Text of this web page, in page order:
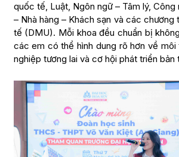
quốc tế, Luật, Ngôn ngữ – Tâm lý, Công
– Nhà hàng – Khách sạn và các chương
tế (DMU). Mỗi khoa đều chuẩn bị
các em có thể hình dung rõ hơn về môi
nghiệp tương lai và cơ hội phát triển bản